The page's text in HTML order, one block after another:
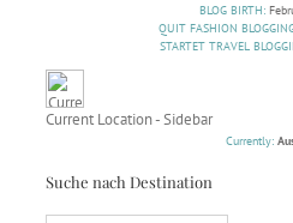
BLOG BIRTH:
QUIT FASHION
STARTET TRAVEL
Current Location - Sidebar
Currently:
Suche nach Destination